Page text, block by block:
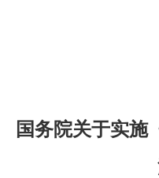
国务院关于实施